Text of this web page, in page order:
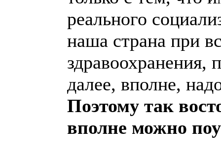
реального
наша страна при
здравоохранения,
далее, вполне,
Поэтому так
вполне можно